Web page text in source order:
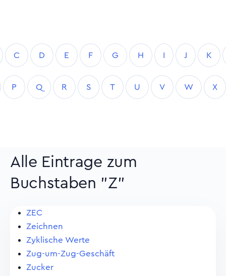
C D E F G H I J K
P Q R S T U V W X
Alle Eintrage zum
Buchstaben "Z"
ZEC
Zeichnen
Zyklische Werte
Zug-um-Zug-Geschäft
Zucker